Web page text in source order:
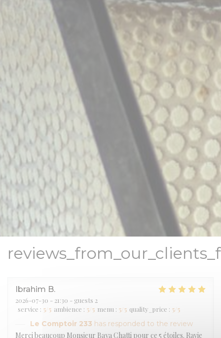
Ibrahim B
2026-07-30 - 21:30 - guests 2
service : 5/5 ambience : 5/5 menu : 5/5 quality_price : 5/5
Le Comptoir 233 has responded to the review
Merci beaucoup Monsieur Baya Chatti pour ce 5 étoiles. Ravie